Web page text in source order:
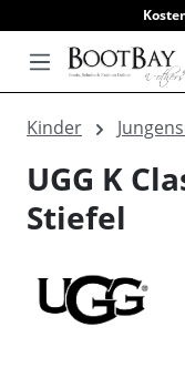
Kinder
UGG K
Stiefel